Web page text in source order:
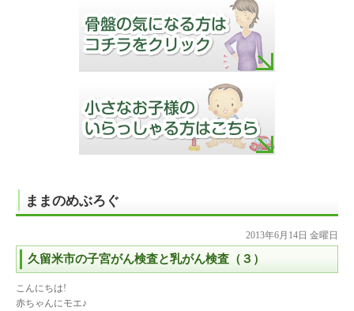
ままのめぶろぐ
2013年6月14日 金曜日
久留米市の子宮がん検査と乳がん検査（３）
こんにちは!
赤ちゃんにモエ♪